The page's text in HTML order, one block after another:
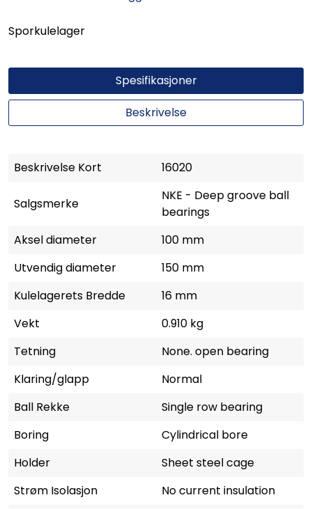
Sporkulelager
Spesifikasjoner
Beskrivelse
Beskrivelse Kort 16020
Salgsmerke
NKE - Deep groove ball
bearings
Aksel diameter
100 mm
Utvendig diameter
150 mm
Kulelagerets Bredde
16 mm
Vekt
0.910 kg
Tetning
None. open bearing
Klaring/glapp
Normal
Ball Rekke
Single row bearing
Boring
Cylindrical bore
Holder
Sheet steel cage
Strøm Isolasjon
No current insulation